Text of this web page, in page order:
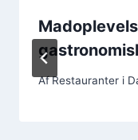
AfRestauranter i